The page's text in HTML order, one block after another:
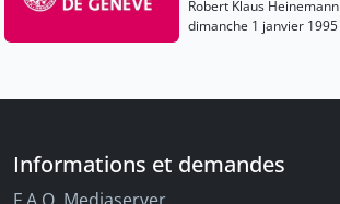
Robert Klaus Heinemann
dimanche 1 janvier 1995
Informations et demandes